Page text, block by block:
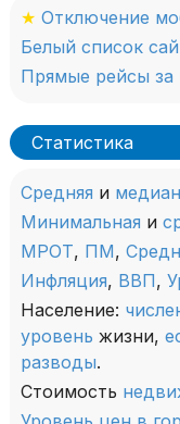
★ Отключение
Белый список
Прямые рейсы за
Статистика
Средняя и
Минимальная и
МРОТ, ПМ,
Инфляция, ВВП,
Население:
уровень жизни,
разводы.
Стоимость